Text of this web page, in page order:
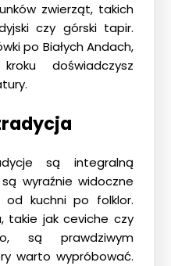
zwierząt, takich
czy górski tapir.
po Białych Andach,
doświadczysz
są integralną
wyraźnie widoczne
od kuchni po folklor.
takie jak ceviche czy
są prawdziwym
warto wypróbować.